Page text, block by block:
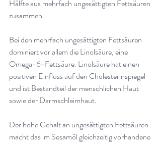
Hälfte aus mehrfach ungesättigten Fettsäuren
zusammen.
Bei den mehrfach ungesättigten Fettsäuren
dominiert vor allem die Linolsäure, eine
Omega-6-Fettsäure. Linolsäure hat einen
positiven Einfluss auf den Cholesterinspiegel
und ist Bestandteil der menschlichen Haut
sowie der Darmschleimhaut.
Der hohe Gehalt an ungesättigten Fettsäuren
macht das im Sesamöl gleichzeitig vorhandene